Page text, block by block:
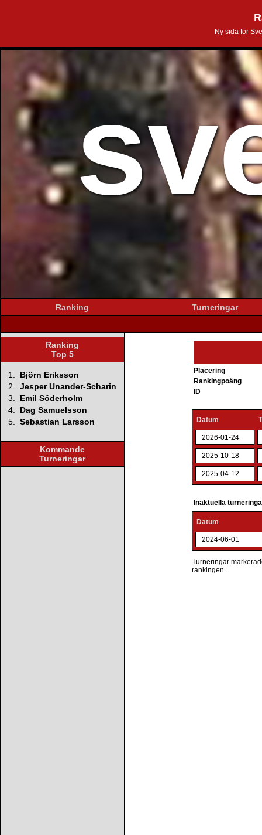
Ny sida för
Ranking Turneringar
Ranking
Top 5
1.
Björn Eriksson
2. Jesper Unander-Scharin
3.
Emil Söderholm
4.
Dag Samuelsson
5. Sebastian Larsson
Kommande
Turneringar
Placering
Rankingpoäng
ID
Datum
2026-01-24
2025-10-18
2025-04-12
Inaktuella
Datum
2024-06-01
Turneringar
rankingen.